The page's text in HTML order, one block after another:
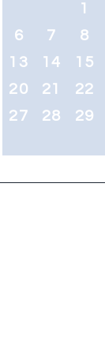
1
6
7 8
13
14 15
20
21 22
27
28 29